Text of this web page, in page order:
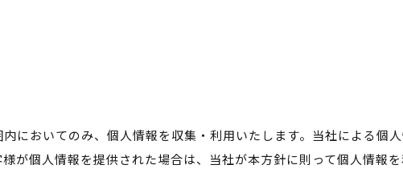
においてのみ、個人情報を収集・利用いたします。当社による個
が個人情報を提供された場合は、当社が本方針に則って個人情報